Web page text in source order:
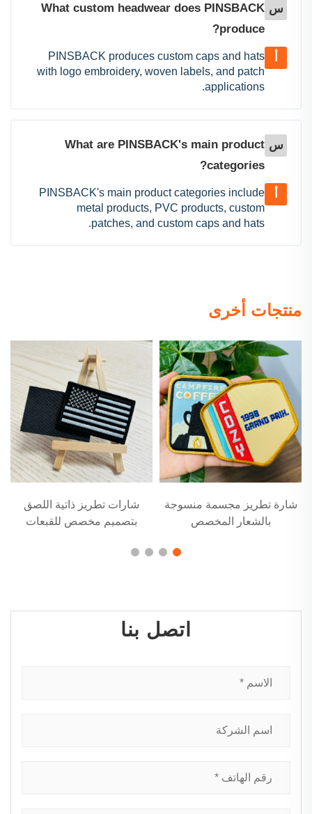
س What custom headwear does PINSBACK
produce?
PINSBACK produces custom caps and hats
with logo embroidery, woven labels, and patch
applications.
س What are PINSBACK's main product
categories?
PINSBACK's main product categories include
metal products, PVC products, custom
patches, and custom caps and hats.
منتجات أخرى
شارة تطريز مجسمة منسوجة
بالشعار المخصص
شارات تطريز ذاتية اللصق
بتصميم مخصص للقبعات
اتصل بنا